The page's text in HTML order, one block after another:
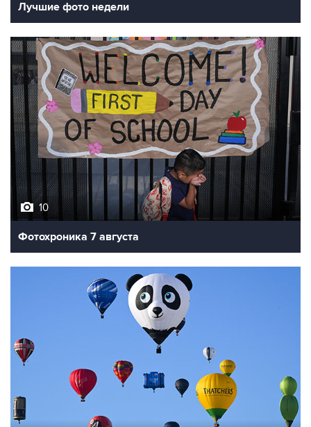
Лучшие фото недели
10
Фотохроника 7 августа